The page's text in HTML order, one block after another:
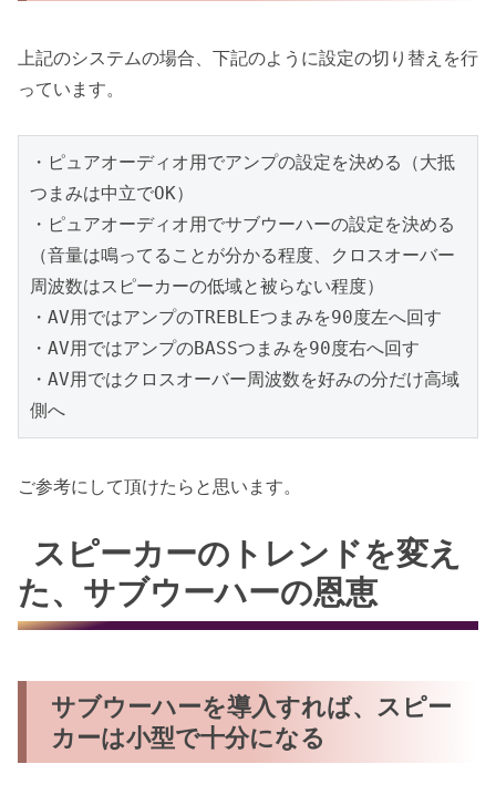
上記のシステムの場合、下記のように設定の切り替えを行
っています。
・ピュアオーディオ用でアンプの設定を決める（大抵
つまみは中立でOK）
・ピュアオーディオ用でサブウーハーの設定を決める
（音量は鳴ってることが分かる程度、クロスオーバー
周波数はスピーカーの低域と被らない程度）
・AV用ではアンプのTREBLEつまみを90度左へ回す
・AV用ではアンプのBASSつまみを90度右へ回す
・AV用ではクロスオーバー周波数を好みの分だけ高域
側へ
ご参考にして頂けたらと思います。
スピーカーのトレンドを変え
た、サブウーハーの恩恵
サブウーハーを導入すれば、スピー
カーは小型で十分になる